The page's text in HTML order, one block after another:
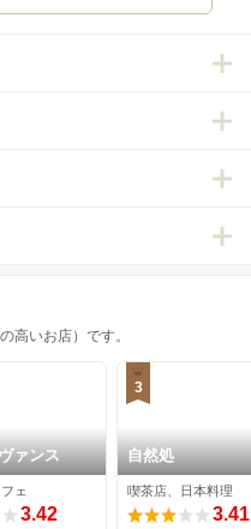
高いお店）です。
ァンス
ェ
3.42
3
自然処
喫茶店、日本料理
3.41